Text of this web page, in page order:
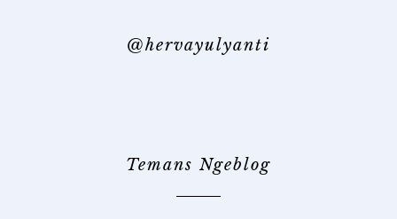
@hervayulyanti
Temans Ngeblog